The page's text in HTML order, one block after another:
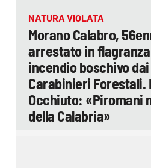
NATURA VIOLATA
Morano Calabro,
arrestato in
incendio boschivo dai
Carabinieri Forestali.
Occhiuto: «Piromani
della Calabria»